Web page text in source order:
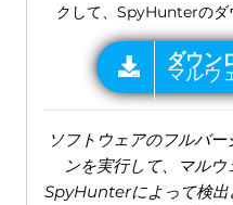
クして、SpyHunterのダ
ソフトウェアのフルバ
ンを実行して、マル
SpyHunterによって検出